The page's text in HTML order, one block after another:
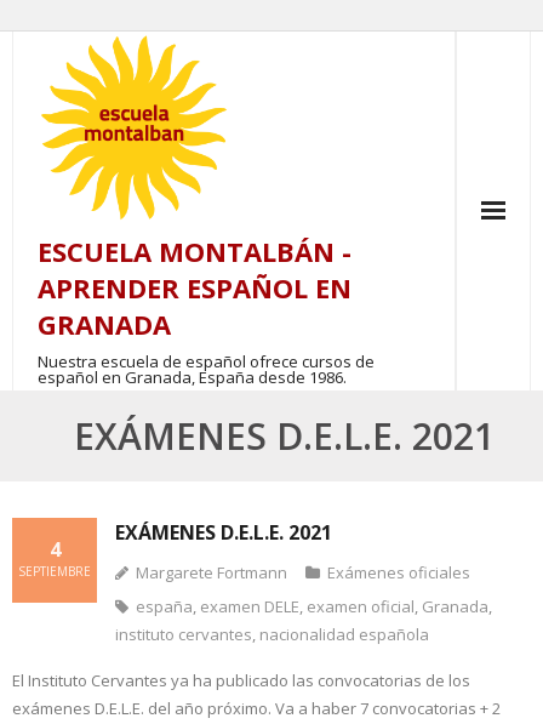
content
ESCUELA MONTALBÁN -
APRENDER ESPAÑOL EN
GRANADA
Nuestra escuela de español ofrece cursos de
español en Granada, España desde 1986.
EXÁMENES D.E.L.E. 2021
EXÁMENES D.E.L.E. 2021
4
SEPTIEMBRE Margarete Fortmann
Exámenes oficiales
españa, examen DELE, examen oficial, Granada,
instituto cervantes, nacionalidad española
El Instituto Cervantes ya ha publicado las convocatorias de los
exámenes D.E.L.E. del año próximo. Va a haber 7 convocatorias + 2